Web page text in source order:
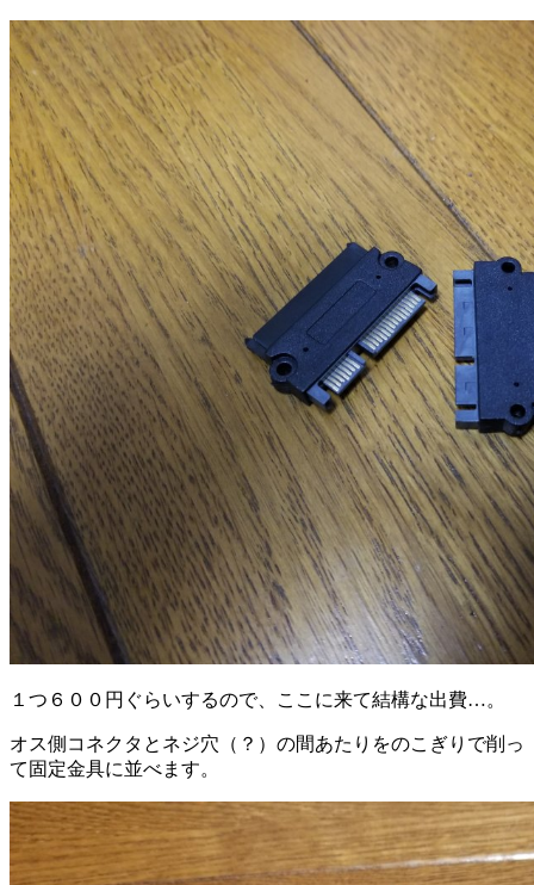
１つ６００円ぐらいするので、ここに来て結構な出費…。
オス側コネクタとネジ穴（？）の間あたりをのこぎりで削っ
て固定金具に並べます。